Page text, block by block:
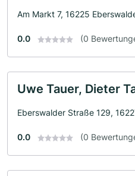
Am Markt 7, 16225
0.0 (0
Uwe Tauer, Dieter
Eberswalder Straße 129,
0.0 (0